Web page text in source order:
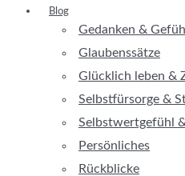
Blog
Gedanken &
Glaubenssätze
Glücklich leben &
Selbstfürsorge &
Selbstwertgefühl
Persönliches
Rückblicke